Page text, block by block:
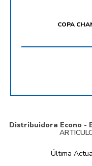
COPA
Distribuidora Econo -
Última